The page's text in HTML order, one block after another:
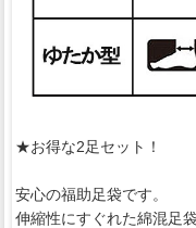
★お得な2足セット！
安心の福助足袋です。
伸縮性にすぐれた綿混足袋